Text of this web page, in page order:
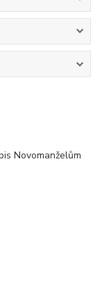
Novomanželům